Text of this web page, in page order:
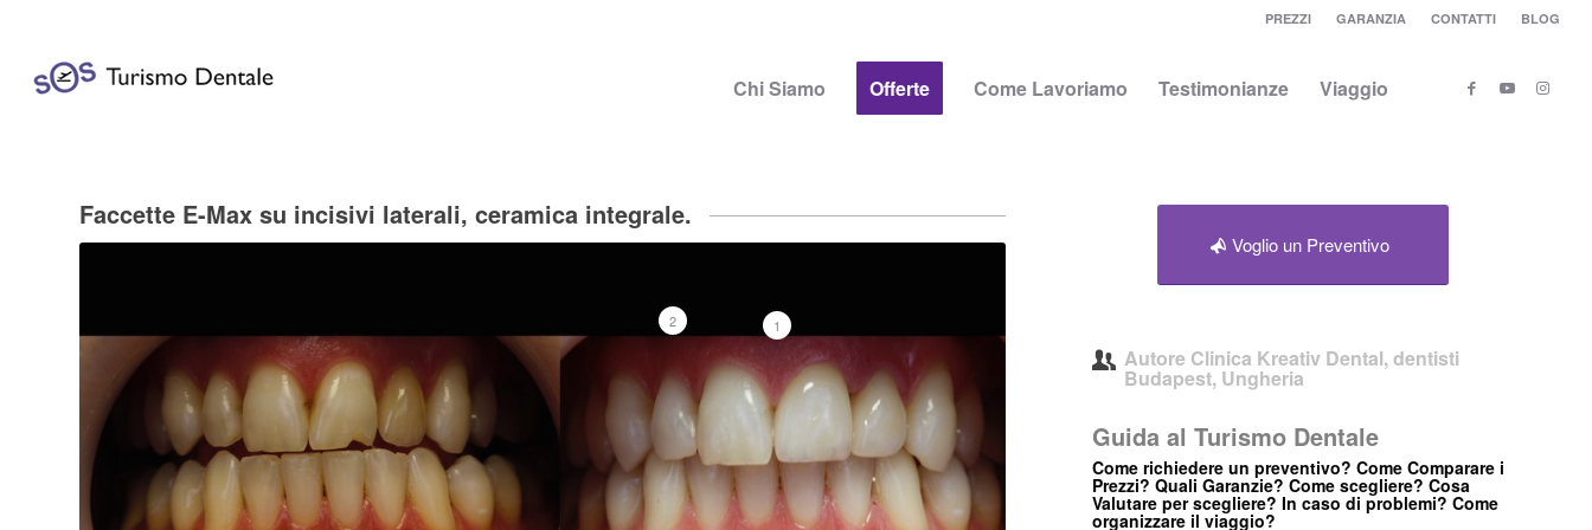
PREZZI GARANZIA CONTATTI BLOG
Chi Siamo Offerte Come Lavoriamo Testimonianze Viaggio
Faccette E-Max su incisivi laterali, ceramica integrale.
1
2
Voglio un Preventivo
Autore Clinica Kreativ Dental, dentisti
Budapest, Ungheria
Guida al Turismo Dentale
Come richiedere un preventivo? Come Comparare i
Prezzi? Quali Garanzie? Come scegliere? Cosa
Valutare per scegliere? In caso di problemi? Come
organizzare il viaggio?